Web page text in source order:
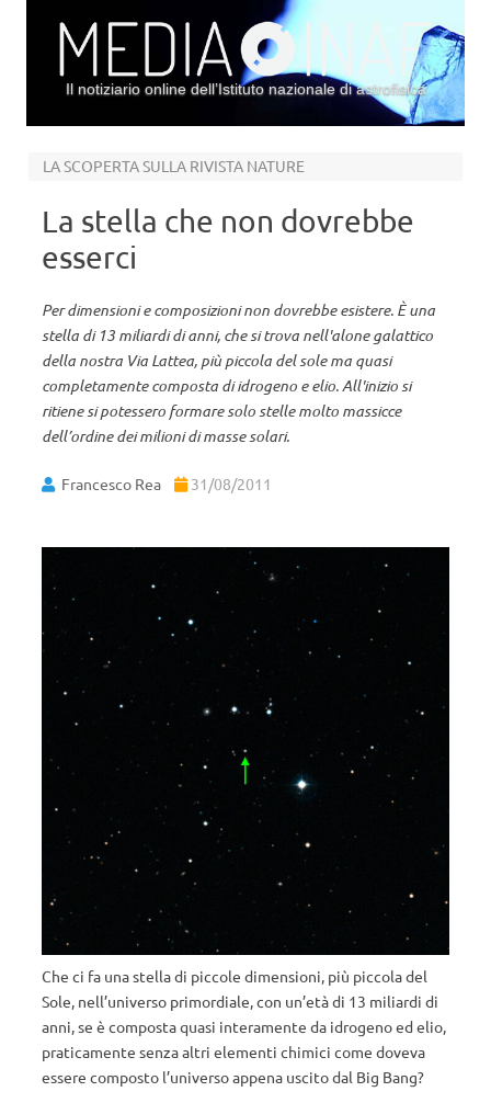
Il notiziario online dell’Istituto nazionale di astrofisica
LA SCOPERTA SULLA RIVISTA NATURE
La stella che non dovrebbe
esserci
Per dimensioni e composizioni non dovrebbe esistere. È una
stella di 13 miliardi di anni, che si trova nell'alone galattico
della nostra Via Lattea, più piccola del sole ma quasi
completamente composta di idrogeno e elio. All'inizio si
ritiene si potessero formare solo stelle molto massicce
dell’ordine dei milioni di masse solari.
Francesco Rea 31/08/2011
Che ci fa una stella di piccole dimensioni, più piccola del
Sole, nell’universo primordiale, con un’età di 13 miliardi di
anni, se è composta quasi interamente da idrogeno ed elio,
praticamente senza altri elementi chimici come doveva
essere composto l’universo appena uscito dal Big Bang?